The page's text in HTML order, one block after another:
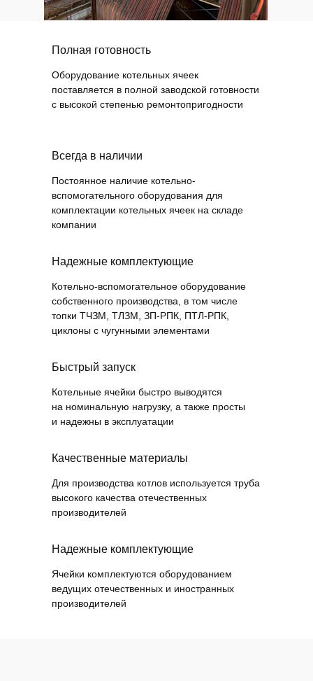
Полная готовность
Оборудование котельных ячеек
поставляется в полной заводской готовности
с высокой степенью ремонтопригодности
Всегда в наличии
Постоянное наличие котельно-
вспомогательного оборудования для
комплектации котельных ячеек на складе
компании
Надежные комплектующие
Котельно-вспомогательное оборудование
собственного производства, в том числе
топки ТЧЗМ, ТЛЗМ, ЗП-РПК, ПТЛ-РПК,
циклоны с чугунными элементами
Быстрый запуск
Котельные ячейки быстро выводятся
на номинальную нагрузку, а также просты
и надежны в эксплуатации
Качественные материалы
Для производства котлов используется труба
высокого качества отечественных
производителей
Надежные комплектующие
Ячейки комплектуются оборудованием
ведущих отечественных и иностранных
производителей